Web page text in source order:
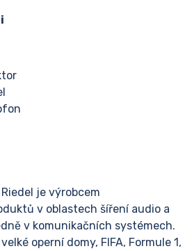
je výrobcem
v oblastech šíření audio a
v komunikačních systémech.
operní domy, FIFA, Formule 1,